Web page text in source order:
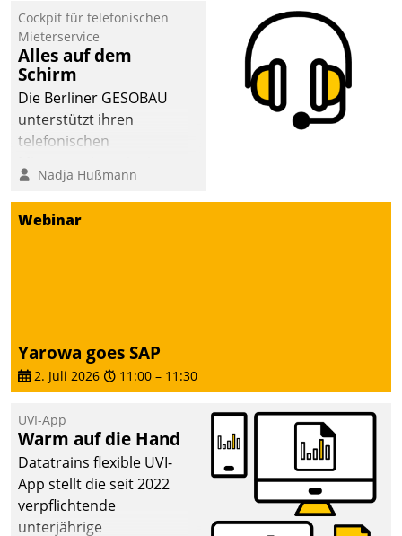
der
Wohnungswirtschaft“.
Bewerben können sich
dafür ein Team
bestehend aus
Wohnungsunternehmen
und PropTech.
Cockpit für telefonischen
Mieterservice
Alles auf dem
Schirm
Die Berliner GESOBAU
unterstützt ihren
telefonischen
digitalen Cockpit, das
situationsbezogen
passende Fragen und
Mietenden zügiger und
effizienter zu bearbeiten.
Nadja Hußmann
Webinar
Yarowa goes SAP
2. Juli 2026 11:00 – 11:30
UVI-App
Warm auf die Hand
Datatrains flexible UVI-
App stellt die seit 2022
verpflichtende
unterjährige